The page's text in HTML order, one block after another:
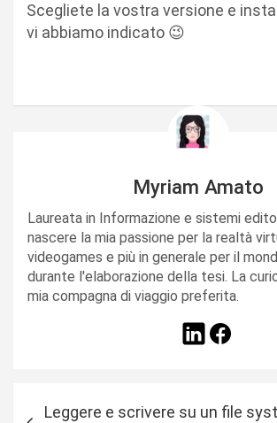
Scegliete la vostra versione e
vi abbiamo indicato 😉
Myriam Amato
Laureata in Informazione e sistemi
nascere la mia passione per la realtà
videogames e più in generale per il
durante l'elaborazione della tesi. La
mia compagna di viaggio preferita.
Leggere e scrivere su un file